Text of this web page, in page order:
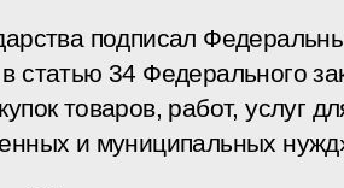
подписал
статью 34 Федерального
товаров, работ, услуг
и муниципальных